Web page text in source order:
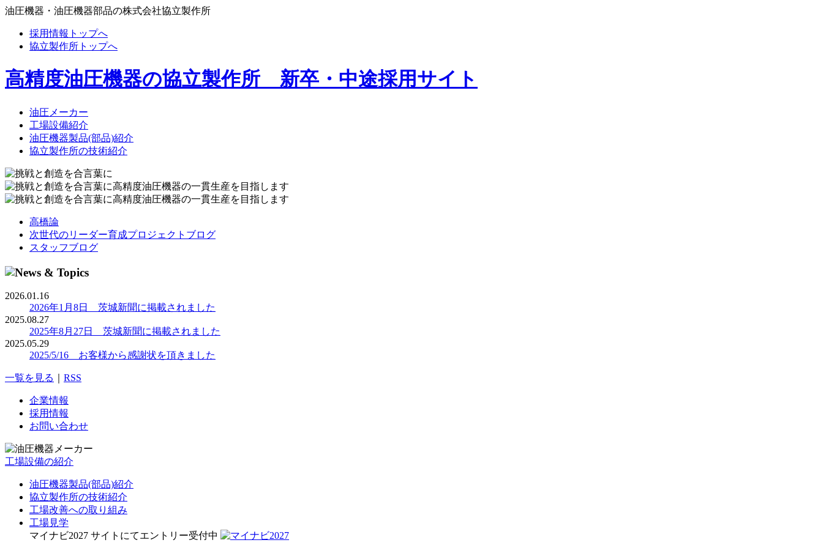
油圧機器・油圧機器部品の株式会社協立製作所
採用情報トップへ
協立製作所トップへ
高精度油圧機器の協立製作所 新卒・中途採用サイト
油圧メーカー
工場設備紹介
油圧機器製品(部品)紹介
協立製作所の技術紹介
高橋論
次世代のリーダー育成プロジェクトブログ
スタッフブログ
2026.01.16
2026年1月8日 茨城新聞に掲載されました
2025.08.27
2025年8月27日 茨城新聞に掲載されました
2025.05.29
2025/5/16 お客様から感謝状を頂きました
一覧を見る RSS
企業情報
採用情報
お問い合わせ
工場設備の紹介
油圧機器製品(部品)紹介
協立製作所の技術紹介
工場改善への取り組み
工場見学
マイナビ2027 サイトにてエントリー受付中